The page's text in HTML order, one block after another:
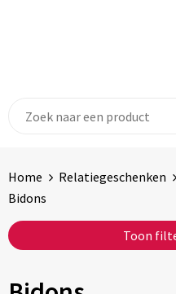
Home Relatiegeschenken
Bidons
Toon